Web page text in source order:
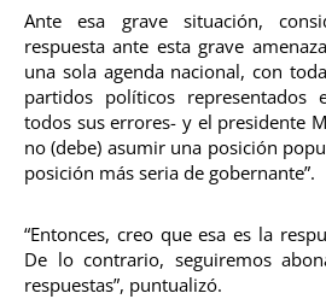
Ante esa grave situación,
respuesta ante esta grave
una sola agenda nacional, con
partidos políticos representados
todos sus errores- y el presidente
no (debe) asumir una posición
posición más seria de gobernante”.
“Entonces, creo que esa es la
De lo contrario, seguiremos
respuestas”, puntualizó.